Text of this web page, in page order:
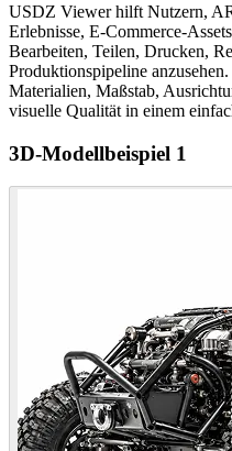
USDZ Viewer hilft Nutzern,
Erlebnisse, E-Commerce-
Bearbeiten, Teilen, Drucken,
Produktionspipeline
Materialien, Maßstab,
visuelle Qualität in einem
3D-Modellbeispiel 1